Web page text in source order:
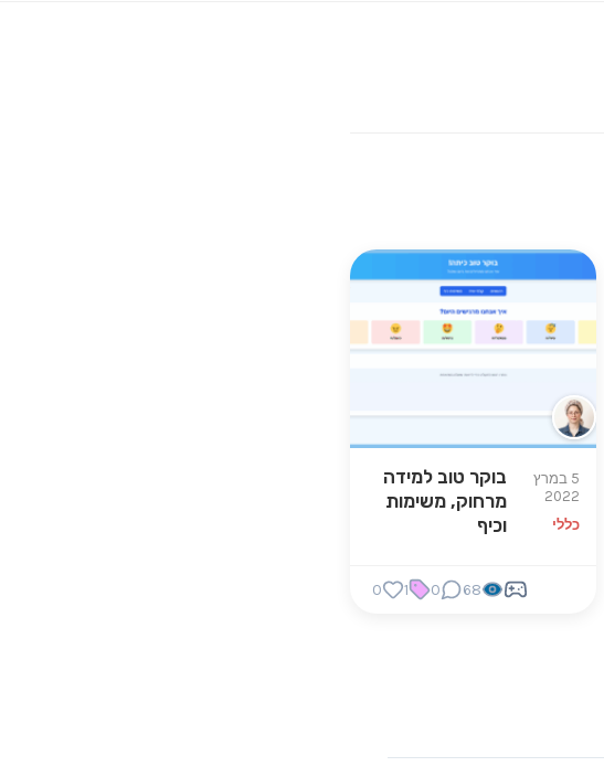
5 במרץ
2022
כללי
בוקר טוב למידה
מרחוק, משימות
וכיף
68
0
1
0